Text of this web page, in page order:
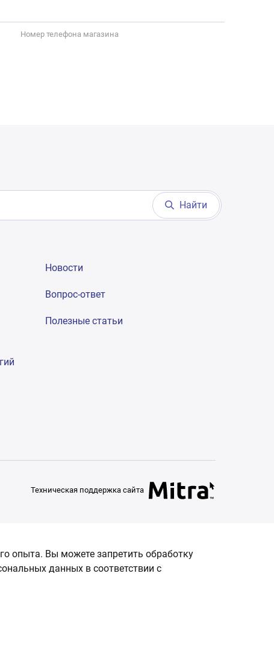
Номер телефона магазина
Найти
Новости
Вопрос-ответ
Полезные статьи
Техническая поддержка сайта
опыта. Вы можете запретить обработку
данных в соответствии с